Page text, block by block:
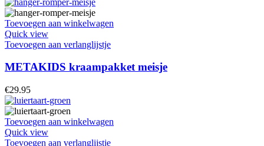
Toevoegen aan winkelwagen
Quick view
Toevoegen aan verlanglijstje
METAKIDS kraampakket meisje
€29.95
Toevoegen aan winkelwagen
Quick view
Toevoegen aan verlanglijstje